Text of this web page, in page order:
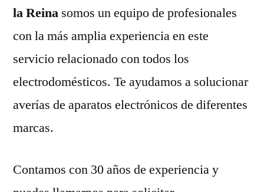
la Reina somos un equipo de profesionales
con la más amplia experiencia en este
servicio relacionado con todos los
electrodomésticos. Te ayudamos a solucionar
averías de aparatos electrónicos de diferentes
marcas.
Contamos con 30 años de experiencia y